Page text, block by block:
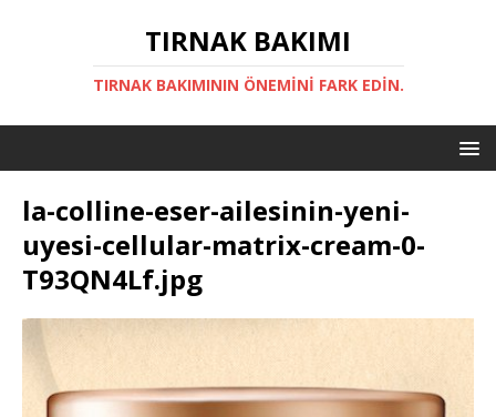
TIRNAK BAKIMI
TIRNAK BAKIMININ ÖNEMINI FARK EDIN.
la-colline-eser-ailesinin-yeni-
uyesi-cellular-matrix-cream-0-
T93QN4Lf.jpg